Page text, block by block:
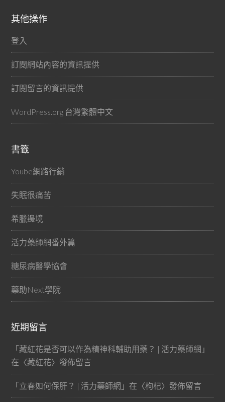
其他操作
登入
訂閱網站內容的資訊提供
訂閱留言的資訊提供
WordPress.org 台灣繁體中文
書籤
Yoube網路行銷
失眠很痛苦
希臘邊境
活力藥師網番外篇
糖尿病醫學協會
藥助Next學院
近期留言
「藏紅花是否可以作為精神科輔助用藥？ | 活力藥師網 」
在〈藏紅花〉發佈留言
「立春如何保肝？ | 活力藥師網 」在〈枸杞〉發佈留言